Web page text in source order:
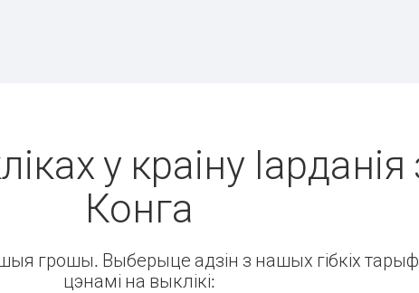
у краіну Іарданія
Конга
грошы. Выберыце адзін з нашых гібкіх
цэнамі на выклікі: